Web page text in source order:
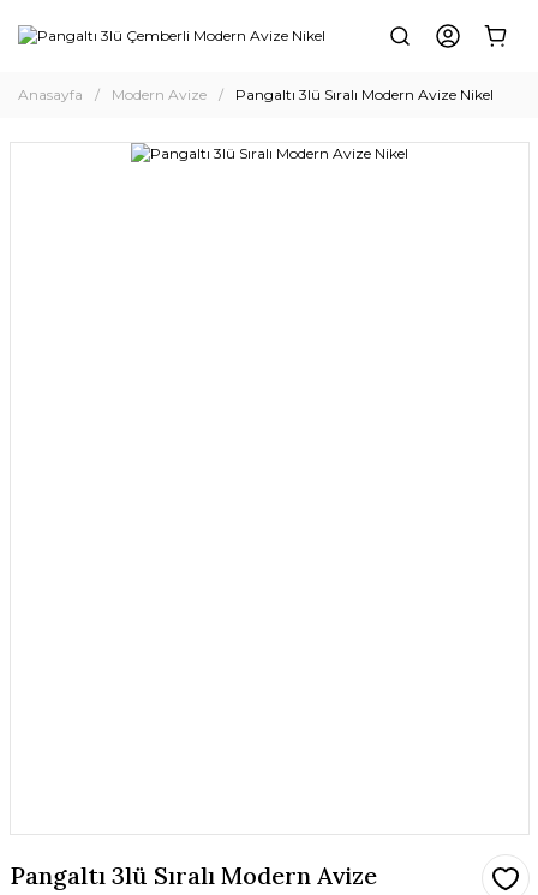
Anasayfa Modern Avize Pangaltı 3lü Sıralı Modern Avize Nikel
Pangaltı 3lü Sıralı Modern Avize